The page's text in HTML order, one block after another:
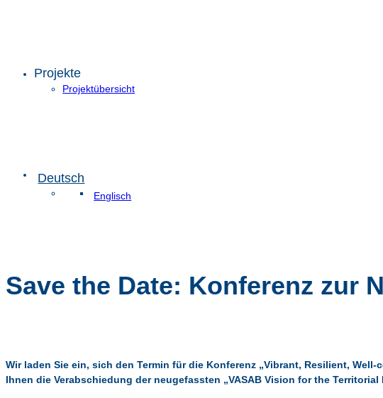
Projekte
Projektübersicht
Deutsch
Englisch
Save the Date: Konferenz zur
Wir laden Sie ein, sich den Termin für die Konferenz „Vibrant, Resilient,
Ihnen die Verabschiedung der neugefassten „VASAB Vision for the